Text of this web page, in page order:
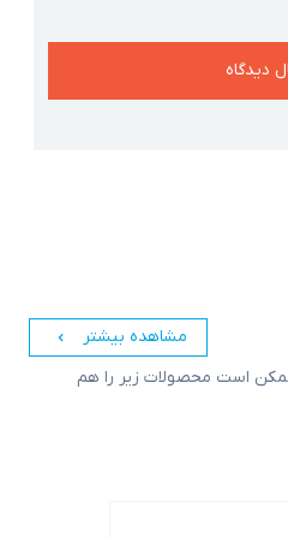
است محصولات زیر را هم
مشاهده بیشتر